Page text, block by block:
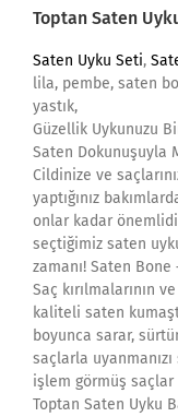
Toptan Saten
Saten Uyku Seti,
lila, pembe, saten
yastık,
Güzellik Uykunuzu
Saten Dokunuşuyla
Cildinize ve
yaptığınız
onlar kadar
seçtiğimiz saten
zamanı! Saten Bone
Saç kırılmalarının
kaliteli saten
boyunca sarar,
saçlarla uyanmanızı
işlem görmüş
Toptan Saten Uyku